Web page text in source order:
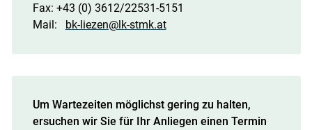
Fax: +43 (0) 3612/22531-5151
Mail: bk-liezen@lk-stmk.at
Um Wartezeiten möglichst gering zu halten,
ersuchen wir Sie für Ihr Anliegen einen Termin